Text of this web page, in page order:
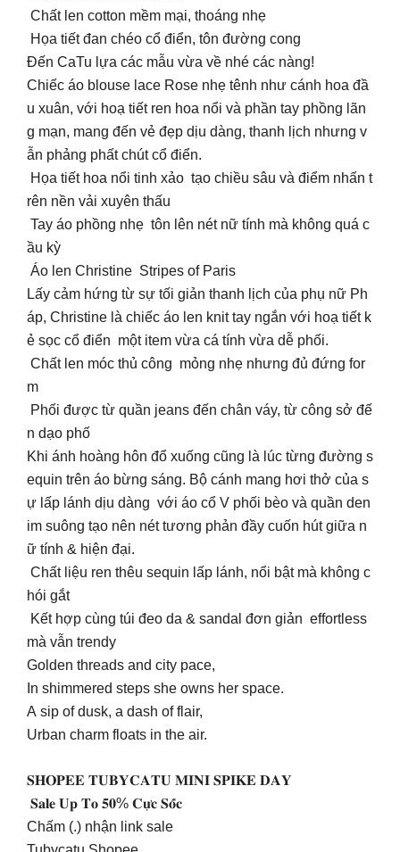
Chất len cotton mềm mại, thoáng nhẹ
Họa tiết đan chéo cổ điển, tôn đường cong
Đến CaTu lựa các mẫu vừa về nhé các nàng!
Chiếc áo blouse lace Rose nhẹ tênh như cánh hoa đầ
u xuân, với hoạ tiết ren hoa nổi và phần tay phồng lãn
g mạn, mang đến vẻ đẹp dịu dàng, thanh lịch nhưng v
ẫn phảng phất chút cổ điển.
Họa tiết hoa nổi tinh xảo tạo chiều sâu và điểm nhấn t
rên nền vải xuyên thấu
️ Tay áo phồng nhẹ tôn lên nét nữ tính mà không quá c
ầu kỳ
Áo len Christine Stripes of Paris
Lấy cảm hứng từ sự tối giản thanh lịch của phụ nữ Ph
áp, Christine là chiếc áo len knit tay ngắn với hoạ tiết k
ẻ sọc cổ điển một item vừa cá tính vừa dễ phối.
Chất len móc thủ công mỏng nhẹ nhưng đủ đứng for
m
Phối được từ quần jeans đến chân váy, từ công sở đế
n dạo phố
Khi ánh hoàng hôn đổ xuống cũng là lúc từng đường s
equin trên áo bừng sáng. Bộ cánh mang hơi thở của s
ự lấp lánh dịu dàng với áo cổ V phối bèo và quần den
im suông tạo nên nét tương phản đầy cuốn hút giữa n
ữ tính & hiện đại.
Chất liệu ren thêu sequin lấp lánh, nổi bật mà không c
hói gắt
Kết hợp cùng túi đeo da & sandal đơn giản effortless
mà vẫn trendy
Golden threads and city pace,
In shimmered steps she owns her space.
A sip of dusk, a dash of flair,
Urban charm floats in the air.
𝐒𝐇𝐎𝐏𝐄𝐄 𝐓𝐔𝐁𝐘𝐂𝐀𝐓𝐔 𝐌𝐈𝐍𝐈 𝐒𝐏𝐈𝐊𝐄 𝐃𝐀𝐘
𝐒𝐚𝐥𝐞 𝐔𝐩 𝐓𝐨 𝟓𝟎% 𝐂𝐮̛̣𝐜 𝐒𝐨̂́𝐜
Chấm (.) nhận link sale